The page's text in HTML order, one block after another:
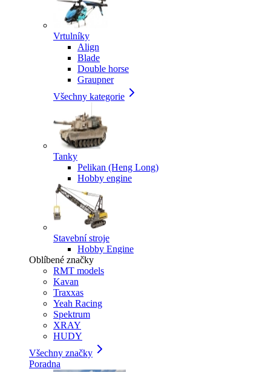
Vrtulníky
Align
Blade
Double horse
Graupner
Všechny kategorie
Tanky
Pelikan (Heng Long)
Hobby engine
Stavební stroje
Hobby Engine
Oblíbené značky
RMT models
Kavan
Traxxas
Yeah Racing
Spektrum
XRAY
HUDY
Všechny značky
Poradna